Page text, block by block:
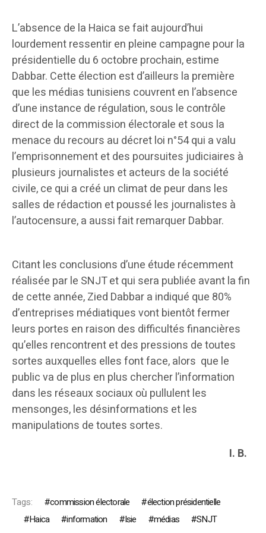
L’absence de la Haica se fait aujourd’hui
lourdement ressentir en pleine campagne pour la
présidentielle du 6 octobre prochain, estime
Dabbar. Cette élection est d’ailleurs la première
que les médias tunisiens couvrent en l’absence
d’une instance de régulation, sous le contrôle
direct de la commission électorale et sous la
menace du recours au décret loi n°54 qui a valu
l’emprisonnement et des poursuites judiciaires à
plusieurs journalistes et acteurs de la société
civile, ce qui a créé un climat de peur dans les
salles de rédaction et poussé les journalistes à
l’autocensure, a aussi fait remarquer Dabbar.
Citant les conclusions d’une étude récemment
réalisée par le SNJT et qui sera publiée avant la fin
de cette année, Zied Dabbar a indiqué que 80%
d’entreprises médiatiques vont bientôt fermer
leurs portes en raison des difficultés financières
qu’elles rencontrent et des pressions de toutes
sortes auxquelles elles font face, alors que le
public va de plus en plus chercher l’information
dans les réseaux sociaux où pullulent les
mensonges, les désinformations et les
manipulations de toutes sortes.
I. B.
Tags: commission électorale
élection présidentielle
Haica
information Isie médias
SNJT